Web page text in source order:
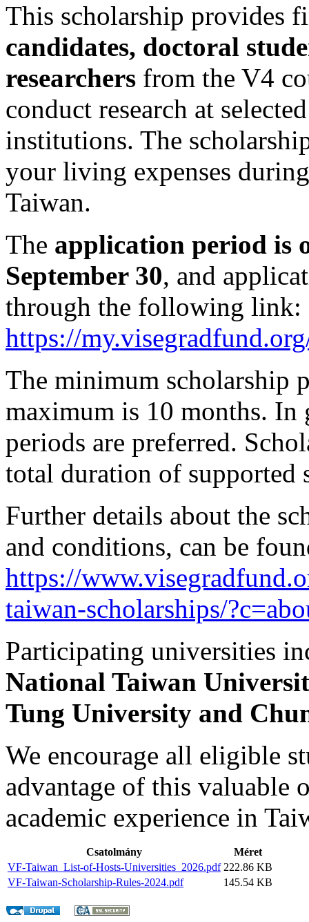
This scholarship provides
candidates, doctoral
researchers from the V4
conduct research at
institutions. The
your living expenses
Taiwan.
The application period is
September 30, and
through the following link:
https://
The minimum scholarship
maximum is 10 months. In
periods are preferred.
total duration of supported
Further details about the
and conditions, can be
https://
taiwan-scholarships/
Participating universities
National Taiwan
Tung University and
We encourage all eligible
advantage of this valuable
academic experience in
Csatolmány
Méret
VF-Taiwan_List-of-Hosts-Universities_2026.pdf 222.86 KB
VF-Taiwan-Scholarship-Rules-2024.pdf
145.54 KB